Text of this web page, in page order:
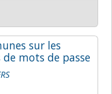
sur les
mots de passe